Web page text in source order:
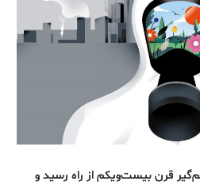
قرن بیست‌ویکم از راه رسید و